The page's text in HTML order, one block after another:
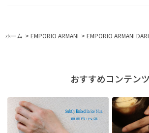
ホーム > EMPORIO ARMANI > EMPORIO ARMANI
おすすめコンテンツ